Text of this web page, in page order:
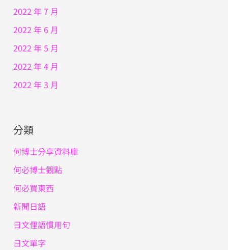
2022 年 7 月
2022 年 6 月
2022 年 5 月
2022 年 4 月
2022 年 3 月
分類
何博士分享資料庫
何必博士觀點
何必買東西
新聞日語
日文俚語慣用句
日文單字